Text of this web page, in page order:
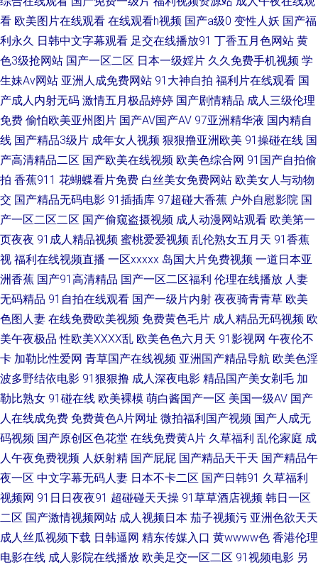
电影院福利深a 91豆花视频永久 国产av福利网 日韩国产熟女网站 99福利导
航在线观看 久久国际av秋香av 婷婷国产精品久久 韩国伦理妈妈的朋友 大香
爱官网 超碰无91 老湿福利社区 亚洲国产精品久久 91探花色情 久久手机午夜
福利视频 亚洲老色熟女 91视频家庭 国产不卡一区二区 青草社区在线 91海角
在线观看网址 浮力国产第一页产制 先锋资源影音AV网站 91vv视频在线观看
91视频精选 91中文视频在线 国产精品久久社区 人妖在线ts国产米兰 51福利
社区导航 91视频大全污污污 国产TS人妖在线视频 欧美性爱影音先锋影院 91
福利微拍导航 豆花视频91在线观看 久久人妻 亚洲天堂网www精选 91深夜做
爱深夜福利 国产91福利在线 欧美日韩亚洲国产另类 91大神小青蛙搭讪视频
福利姬萌萌兔 美女毛片专区 wwwmismik 玖玖热视频 影音先锋国产AⅤ 国产
五月 91传媒综综合网 久久精品首页 影音先锋av电影网站 91小电影 国內操逼
在线 91日本丝袜 国产婷婷视频39页 五月天性爱麻豆传媒 91农村站街熟女露
脸 福利社香蕉 亚洲天堂AV网狠狠操 91午夜福利影视 91久色女优 91免费观
看免 国产一区欧美性爱 91N在线视频 久久曰成人 国产十区在线观看 国精品
看 欧美图片在线观看 在线观看h视频 国产a级0 变性人妖 国产福
利永久 日韩中文字幕观看 足交在线播放91 丁香五月色网站 黄
色3级抢网站 国产一区二区 日本一级婬片 久久免费手机视频 学
生妹Av网站 亚洲人成免费网站 91大神自拍 福利片在线观看 国
产成人内射无码 激情五月极品婷婷 国产剧情精品 成人三级伦理
免费 偷怕欧美亚州图片 国产AV国产AV 97亚洲精华液 国内精自
线 国产精品3级片 成年女人视频 狠狠撸亚洲欧美 91操碰在线 国
产高清精品二区 国产欧美在线视频 欧美色综合网 91国产自拍偷
拍 香蕉911 花蝴蝶看片免费 白丝美女免费网站 欧美女人与动物
交 国产精品无码电影 91插插库 97超碰大香蕉 户外自慰影院 国
产一区二区二区 国产偷窥盗摄视频 成人动漫网站观看 欧美第一
页夜夜 91成人精品视频 蜜桃爱爱视频 乱伦熟女五月天 91香蕉
视 福利在线视频直播 一区xxxxx 岛国大片免费视频 一道日本亚
洲香蕉 国产91高清精品 国产一区二区福利 伦理在线播放 人妻
无码精品 91自拍在线观看 国产一级片内射 夜夜骑青青草 欧美
色图人妻 在线免费欧美视频 免费黄色毛片 成人精品无码视频 欧
美午夜极品 性欧美ⅩⅩⅩⅩ乱 欧美色色六月天 91影视网 午夜伦不
卡 加勒比性爱网 青草国产在线视频 亚洲国产精品导航 欧美色淫
波多野结依电影 91狠狠撸 成人深夜电影 精品国产美女剃毛 加
勒比熟女 91碰在线 欧美裸模 萌白酱国产一区 美国一级AV 国产
人在线成免费 免费黄色A片网址 微拍福利国产视频 国产人成无
码视频 国产原创区色花堂 在线免费黄A片 久草福利 乱伦家庭 成
人午夜免费视频 人妖射精 国产屁屁 国产精品天干天 国产精品午
夜一区 中文字幕无码人妻 日本不卡二区 国产日韩91 久草福利
视频网 91日日夜夜91 超碰碰天天操 91草草酒店视频 韩日一区
二区 国产激情视频网站 成人视频日本 茄子视频污 亚洲色欲天天
成人丝瓜视频下载 日韩逼网 精东传媒入口 黄wwww色 香港伦理
电影在线 成人影院在线播放 欧美足交一区二区 91视频电影 另